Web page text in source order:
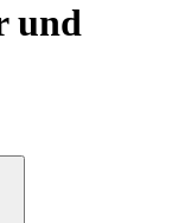
und